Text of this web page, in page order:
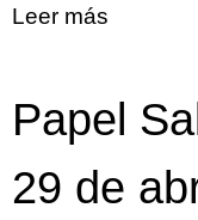
Leer más
Papel
29 de